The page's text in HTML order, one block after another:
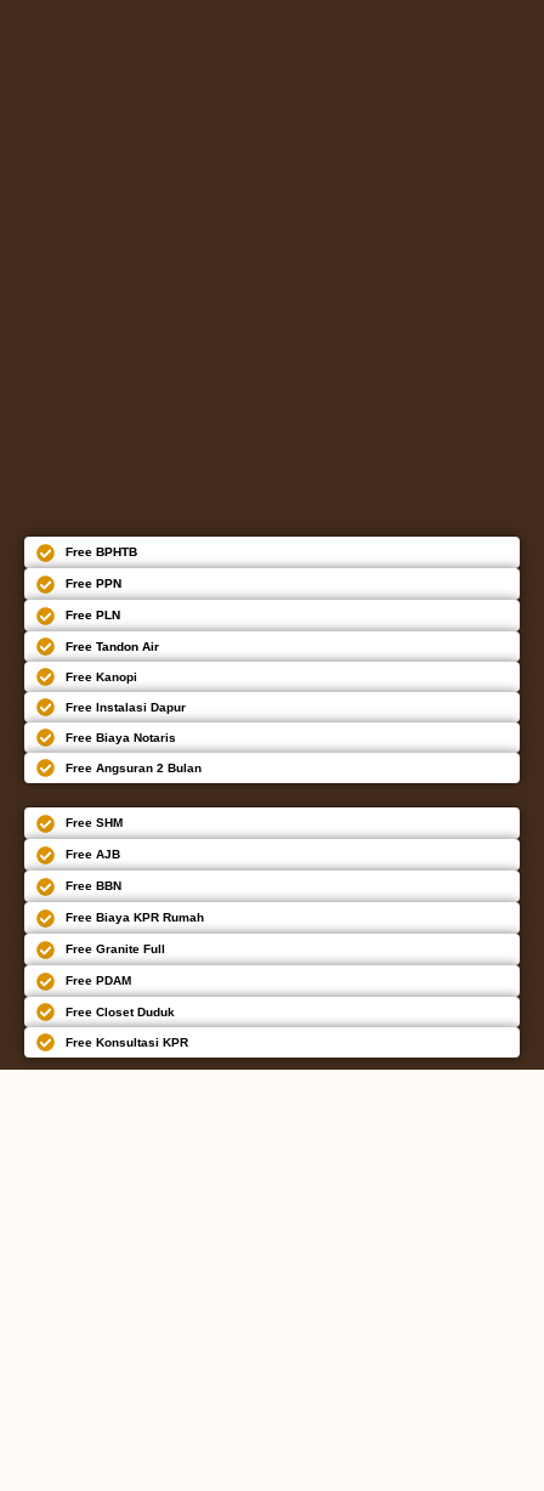
Free BPHTB
Free PPN
Free PLN
Free Tandon Air
Free Kanopi
Free Instalasi Dapur
Free Biaya Notaris
Free Angsuran 2 Bulan
Free SHM
Free AJB
Free BBN
Free Biaya KPR Rumah
Free Granite Full
Free PDAM
Free Closet Duduk
Free Konsultasi KPR